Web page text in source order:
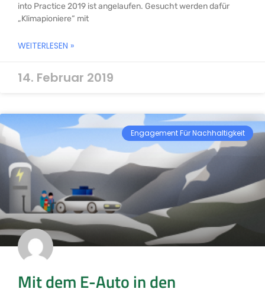
into Practice 2019 ist angelaufen. Gesucht werden dafür
„Klimapioniere“ mit
WEITERLESEN »
14. Februar 2019
Engagement Für Nachhaltigkeit
Mit dem E-Auto in den